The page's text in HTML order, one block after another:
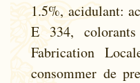
1.5%, acidulant:
E 334,
Fabrication
consommer de